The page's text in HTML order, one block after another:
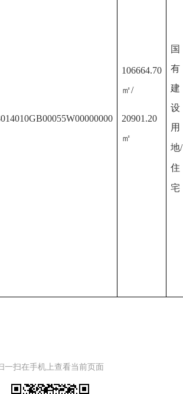
106664.70
㎡/
20901.20
㎡
国
有
建
设
用
地/
住
宅
一扫在手机上查看当前页面